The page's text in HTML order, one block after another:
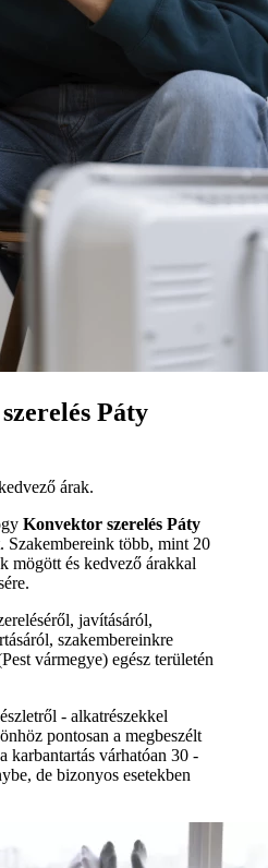
Páty
árak.
Konvektor szerelés Páty
Szakembereink több, mint 20
mögött és kedvező árakkal
javításáról,
szakembereinkre
vármegye) egész területén
- alkatrészekkel
pontosan a megbeszélt
karbantartás várhatóan 30 -
de bizonyos esetekben